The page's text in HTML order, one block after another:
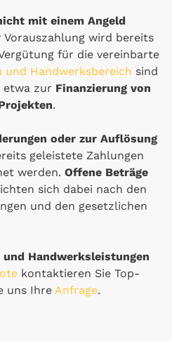
mit einem Angeld
Vorauszahlung wird bereits
für die vereinbarte
und Handwerksbereich sind
etwa zur Finanzierung von
.
oder zur Auflösung
geleistete Zahlungen
werden. Offene Beträge
sich dabei nach den
und den gesetzlichen
und Handwerksleistungen
kontaktieren Sie Top-
uns Ihre Anfrage.